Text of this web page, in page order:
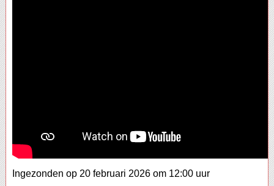
Ingezonden op 20 februari 2026 om 12:00 uur